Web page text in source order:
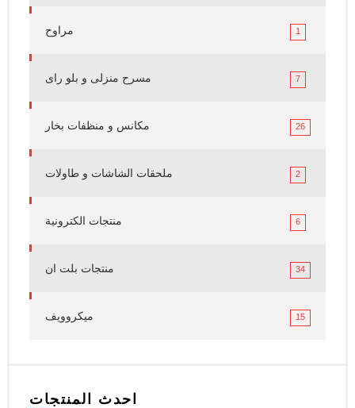
مراوح 1
مسرح منزلى و بلو راى 7
مكانس و منظفات بخار 26
ملحقات الشاشات و طاولات 2
منتجات الكترونية 6
منتجات بلت ان 34
ميكروويف 15
احدث المنتجات